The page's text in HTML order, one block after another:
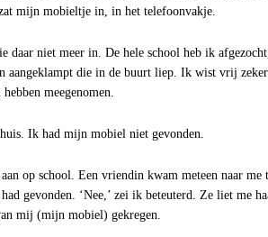
mijn mobieltje in, in het telefoonvakje.
daar niet meer in. De hele school heb ik
aangeklampt die in de buurt liep. Ik wist vrij
meegenomen.
Ik had mijn mobiel niet gevonden.
op school. Een vriendin kwam meteen naar
gevonden. ‘Nee,’ zei ik beteuterd. Ze liet me
mij (mijn mobiel) gekregen.